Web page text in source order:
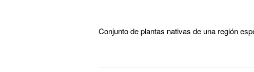
Conjunto de plantas nativas de una región